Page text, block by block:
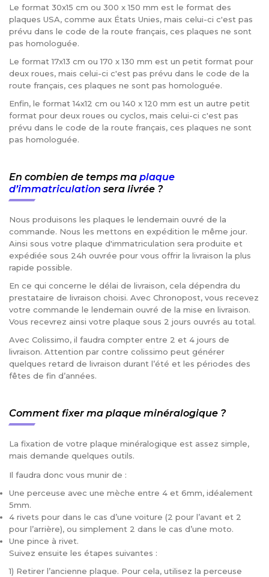
Le format 30x15 cm ou 300 x 150 mm est le format des
plaques USA, comme aux États Unies, mais celui-ci c'est pas
prévu dans le code de la route français, ces plaques ne sont
pas homologuée.
Le format 17x13 cm ou 170 x 130 mm est un petit format pour
deux roues, mais celui-ci c'est pas prévu dans le code de la
route français, ces plaques ne sont pas homologuée.
Enfin, le format 14x12 cm ou 140 x 120 mm est un autre petit
format pour deux roues ou cyclos, mais celui-ci c'est pas
prévu dans le code de la route français, ces plaques ne sont
pas homologuée.
En combien de temps ma plaque
d’immatriculation sera livrée ?
Nous produisons les plaques le lendemain ouvré de la
commande. Nous les mettons en expédition le même jour.
Ainsi sous votre plaque d'immatriculation sera produite et
expédiée sous 24h ouvrée pour vous offrir la livraison la plus
rapide possible.
En ce qui concerne le délai de livraison, cela dépendra du
prestataire de livraison choisi. Avec Chronopost, vous recevez
votre commande le lendemain ouvré de la mise en livraison.
Vous recevrez ainsi votre plaque sous 2 jours ouvrés au total.
Avec Colissimo, il faudra compter entre 2 et 4 jours de
livraison. Attention par contre colissimo peut générer
quelques retard de livraison durant l’été et les périodes des
fêtes de fin d’années.
Comment fixer ma plaque minéralogique ?
La fixation de votre plaque minéralogique est assez simple,
mais demande quelques outils.
Il faudra donc vous munir de :
Une perceuse avec une mèche entre 4 et 6mm, idéalement
5mm.
4 rivets pour dans le cas d’une voiture (2 pour l’avant et 2
pour l’arrière), ou simplement 2 dans le cas d’une moto.
Une pince à rivet.
Suivez ensuite les étapes suivantes :
1) Retirer l’ancienne plaque. Pour cela, utilisez la perceuse